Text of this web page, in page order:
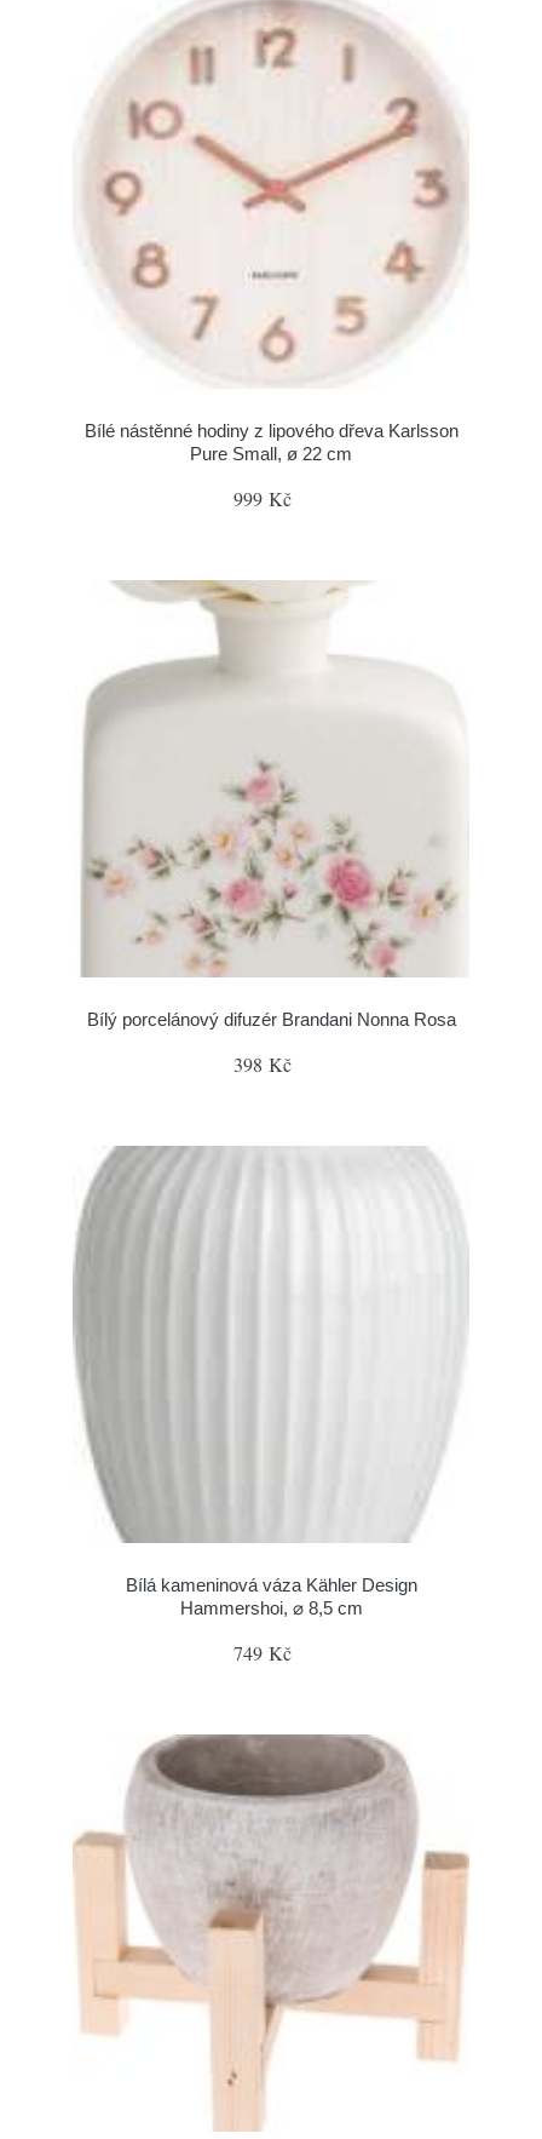
Bílé nástěnné hodiny z lipového dřeva Karlsson
Pure Small, ø 22 cm
999 Kč
Bílý porcelánový difuzér Brandani Nonna Rosa
398 Kč
Bílá kameninová váza Kähler Design
Hammershoi, ⌀ 8,5 cm
749 Kč